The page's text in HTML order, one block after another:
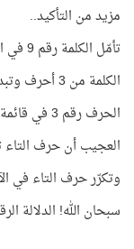
مزيد من التأكيد..
تأمّل الكلمة رقم 9 في الآية نفسها (وَمِنْ)!
الكلمة من 3 أحرف وتبدأ بحرف الواو أيضًا!
الحرف رقم 3 في قائمة الحروف الهجائية هو حرف التاء.
العجيب أن حرف التاء
وتكرّر حرف التاء في الآيات
سبحان الله! الدلالة